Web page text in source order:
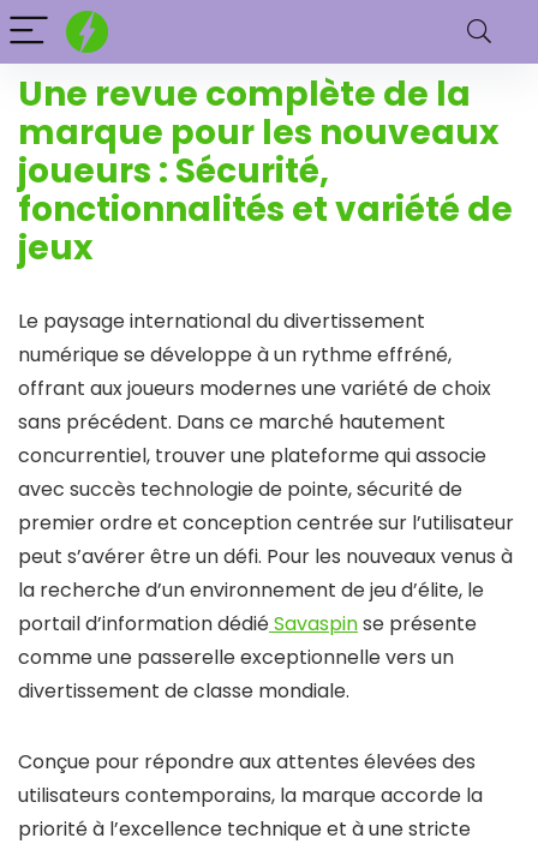
Une revue complète de la
marque pour les nouveaux
joueurs : Sécurité,
fonctionnalités et variété de
jeux
Le paysage international du divertissement
numérique se développe à un rythme effréné,
offrant aux joueurs modernes une variété de choix
sans précédent. Dans ce marché hautement
concurrentiel, trouver une plateforme qui associe
avec succès technologie de pointe, sécurité de
premier ordre et conception centrée sur l’utilisateur
peut s’avérer être un défi. Pour les nouveaux venus à
la recherche d’un environnement de jeu d’élite, le
portail d’information dédiéSavaspinse présente
comme une passerelle exceptionnelle vers un
divertissement de classe mondiale.
Conçue pour répondre aux attentes élevées des
utilisateurs contemporains, la marque accorde la
priorité à l’excellence technique et à une stricte